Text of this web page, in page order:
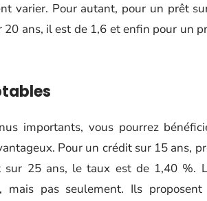
varier. Pour autant, pour un prêt
ans, il est de 1,6 et enfin pour un
importants, vous pourrez
Pour un crédit sur 15 ans,
25 ans, le taux est de 1,40 %.
mais pas seulement. Ils